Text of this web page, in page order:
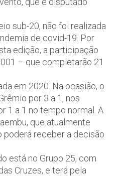
sub-20, não foi realizada
de covid-19. Por
edição, a participação
– que completarão 21
em 2020. Na ocasião, o
por 3 a 1, nos
1 a 1 no tempo normal. A
que atualmente
poderá receber a decisão
está no Grupo 25, com
Cruzes, e terá pela